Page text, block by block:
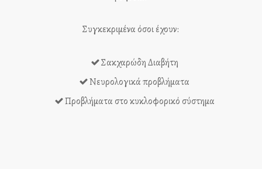
Συγκεκριμένα όσοι έχουν:
Σακχαρώδη Διαβήτη
Νευρολογικά προβλήματα
Προβλήματα στο κυκλοφορικό σύστημα